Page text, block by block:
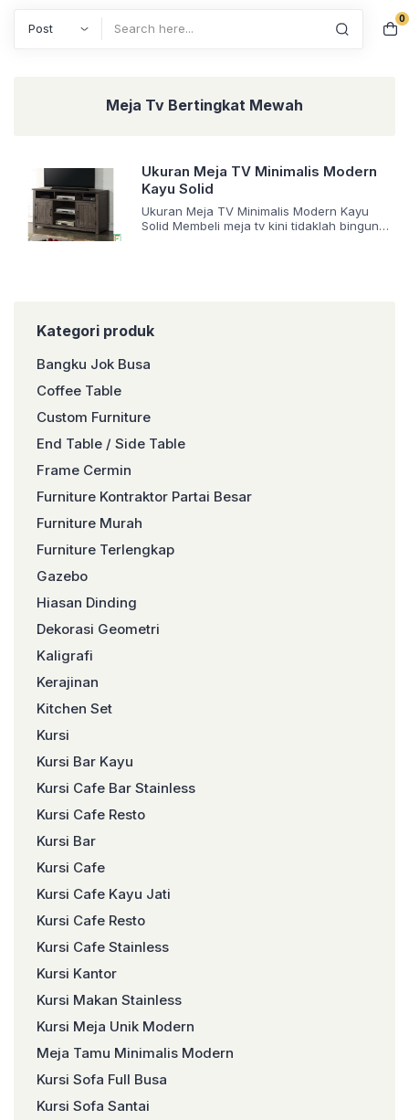
0
Meja Tv Bertingkat Mewah
Ukuran Meja TV Minimalis Modern
Kayu Solid
Ukuran Meja TV Minimalis Modern Kayu
Solid Membeli meja tv kini tidaklah bingung
terdapat banyak sekali model-model meja
Kategori produk
Bangku Jok Busa
Coffee Table
Custom Furniture
End Table / Side Table
Frame Cermin
Furniture Kontraktor Partai Besar
Furniture Murah
Furniture Terlengkap
Gazebo
Hiasan Dinding
Dekorasi Geometri
Kaligrafi
Kerajinan
Kitchen Set
Kursi
Kursi Bar Kayu
Kursi Cafe Bar Stainless
Kursi Cafe Resto
Kursi Bar
Kursi Cafe
Kursi Cafe Kayu Jati
Kursi Cafe Resto
Kursi Cafe Stainless
Kursi Kantor
Kursi Makan Stainless
Kursi Meja Unik Modern
Meja Tamu Minimalis Modern
Kursi Sofa Full Busa
Kursi Sofa Santai